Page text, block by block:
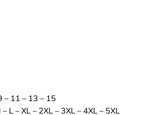
– 11 – 13 – 15
L – XL – 2XL – 3XL – 4XL – 5XL